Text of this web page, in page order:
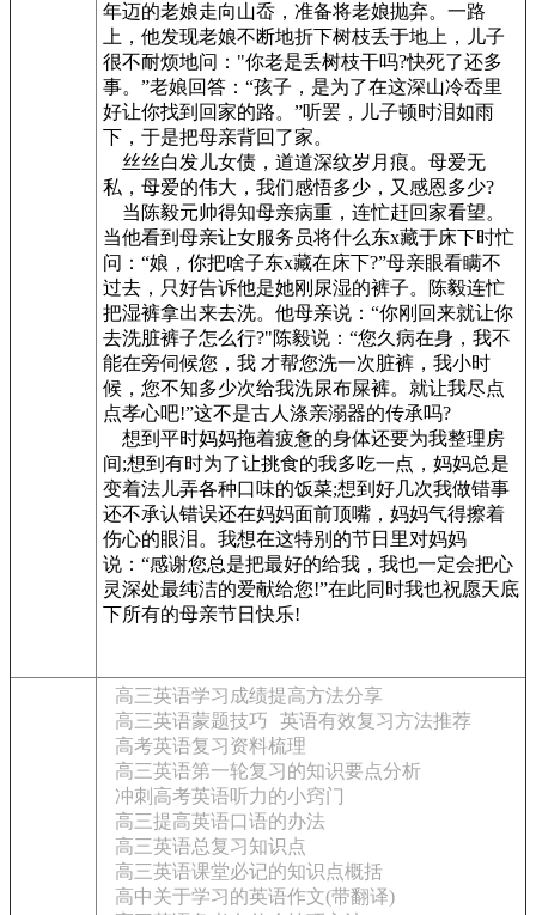
年迈的老娘走向山岙，准备将老娘抛弃。一路
上，他发现老娘不断地折下树枝丢于地上，儿子
很不耐烦地问："你老是丢树枝干吗?快死了还多
事。”老娘回答：“孩子，是为了在这深山冷岙里
好让你找到回家的路。”听罢，儿子顿时泪如雨
下，于是把母亲背回了家。
丝丝白发儿女债，道道深纹岁月痕。母爱无
私，母爱的伟大，我们感悟多少，又感恩多少?
当陈毅元帅得知母亲病重，连忙赶回家看望。
当他看到母亲让女服务员将什么东x藏于床下时忙
问：“娘，你把啥子东x藏在床下?”母亲眼看瞒不
过去，只好告诉他是她刚尿湿的裤子。陈毅连忙
把湿裤拿出来去洗。他母亲说：“你刚回来就让你
去洗脏裤子怎么行?"陈毅说：“您久病在身，我不
能在旁伺候您，我 才帮您洗一次脏裤，我小时
候，您不知多少次给我洗尿布屎裤。就让我尽点
点孝心吧!”这不是古人涤亲溺器的传承吗?
想到平时妈妈拖着疲惫的身体还要为我整理房
间;想到有时为了让挑食的我多吃一点，妈妈总是
变着法儿弄各种口味的饭菜;想到好几次我做错事
还不承认错误还在妈妈面前顶嘴，妈妈气得擦着
伤心的眼泪。我想在这特别的节日里对妈妈
说：“感谢您总是把最好的给我，我也一定会把心
灵深处最纯洁的爱献给您!”在此同时我也祝愿天底
下所有的母亲节日快乐!
高三英语学习成绩提高方法分享
高三英语蒙题技巧
英语有效复习方法推荐
高考英语复习资料梳理
高三英语第一轮复习的知识要点分析
冲刺高考英语听力的小窍门
高三提高英语口语的办法
高三英语总复习知识点
高三英语课堂必记的知识点概括
高中关于学习的英语作文(带翻译)